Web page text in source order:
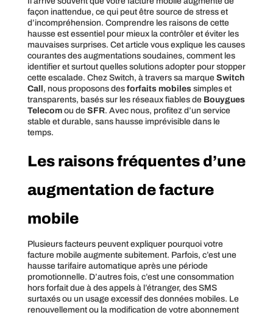
façon inattendue, ce qui peut être source de stress et
d’incompréhension. Comprendre les raisons de cette
hausse est essentiel pour mieux la contrôler et éviter les
mauvaises surprises. Cet article vous explique les causes
courantes des augmentations soudaines, comment les
identifier et surtout quelles solutions adopter pour stopper
cette escalade. Chez Switch, à travers sa marque Switch
Call, nous proposons des forfaits mobilessimples et
transparents, basés sur les réseaux fiables de Bouygues
Telecomou de SFR. Avec nous, profitez d’un service
stable et durable, sans hausse imprévisible dans le
temps.
Les raisons fréquentes d’une
augmentation de facture
mobile
Plusieurs facteurs peuvent expliquer pourquoi votre
facture mobile augmente subitement. Parfois, c’est une
hausse tarifaire automatique après une période
promotionnelle. D’autres fois, c’est une consommation
hors forfait due à des appels à l’étranger, des SMS
surtaxés ou un usage excessif des données mobiles. Le
renouvellement ou la modification de votre abonnement